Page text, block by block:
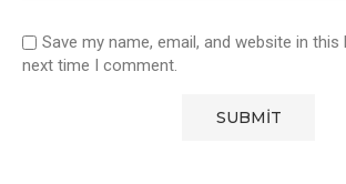
Save my name, email, and website in
next time I comment.